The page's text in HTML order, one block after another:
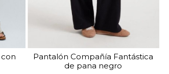
Pantalón Compañía Fantástica
de pana negro
TALLA
M
COLOR